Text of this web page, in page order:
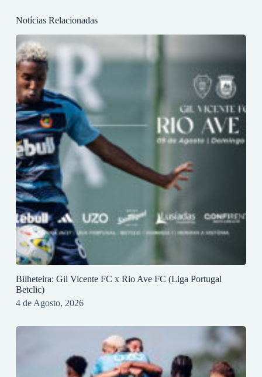
Notícias Relacionadas
Bilheteira: Gil Vicente FC x Rio Ave FC (Liga Portugal
Betclic)
4 de Agosto, 2026